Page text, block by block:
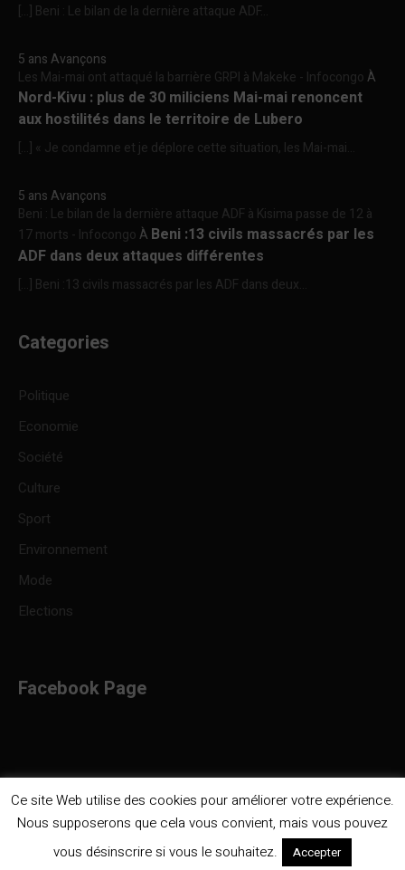
[…] Beni : Le bilan de la dernière attaque ADF...
5 ans Avançons
Les Mai-mai ont attaqué la barrière GRPI à Makeke - InfocongoÀ
Nord-Kivu : plus de 30 miliciens Mai-mai renoncent
aux hostilités dans le territoire de Lubero
[…] « Je condamne et je déplore cette situation, les Mai-mai...
5 ans Avançons
Beni : Le bilan de la dernière attaque ADF à Kisima passe de 12 à
17 morts - InfocongoÀ Beni :13 civils massacrés par les
ADF dans deux attaques différentes
[…] Beni :13 civils massacrés par les ADF dans deux...
Categories
Politique
Economie
Société
Culture
Sport
Environnement
Mode
Elections
Facebook Page
Politique de confidentialité/ Infocongo © 2023 / Tous droits
Ce site Web utilise des cookies pour améliorer votre expérience.
Nous supposerons que cela vous convient, mais vous pouvez
vous désinscrire si vous le souhaitez.
Accepter